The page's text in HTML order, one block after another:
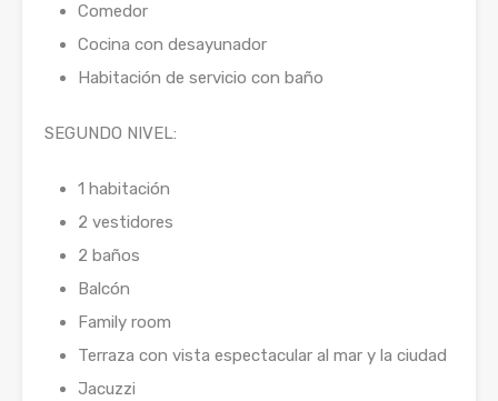
Comedor
Cocina con desayunador
Habitación de servicio con baño
SEGUNDO NIVEL:
1 habitación
2 vestidores
2 baños
Balcón
Family room
Terraza con vista espectacular al mar y la ciudad
Jacuzzi